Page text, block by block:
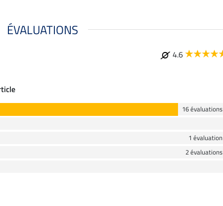
ÉVALUATIONS
4.6
16 évaluations
1 évaluation
2 évaluations